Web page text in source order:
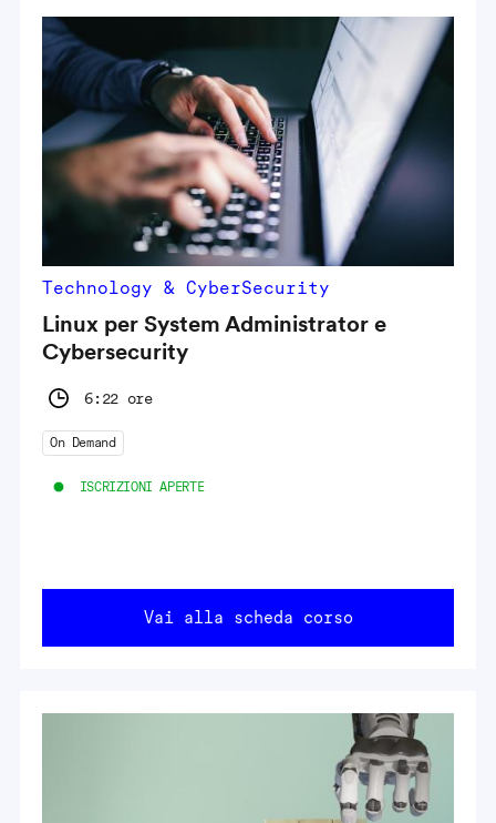
Technology & CyberSecurity
Linux per System Administrator e
Cybersecurity
6:22 ore
On Demand
ISCRIZIONI APERTE
Vai alla scheda corso